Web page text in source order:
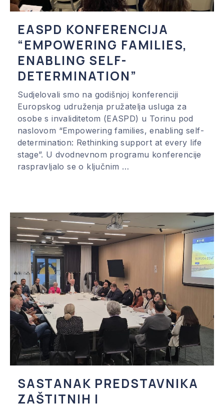
EASPD KONFERENCIJA
“EMPOWERING FAMILIES,
ENABLING SELF-
DETERMINATION”
Sudjelovali smo na godišnjoj konferenciji
Europskog udruženja pružatelja usluga za
osobe s invaliditetom (EASPD) u Torinu pod
naslovom “Empowering families, enabling self-
determination: Rethinking support at every life
stage”. U dvodnevnom programu konferencije
raspravljalo se o ključnim …
SASTANAK PREDSTAVNIKA
ZAŠTITNIH I